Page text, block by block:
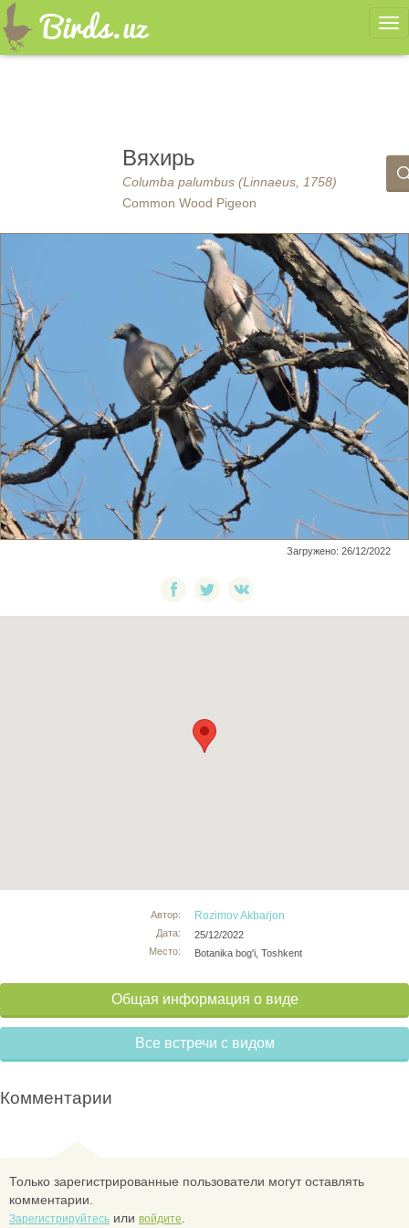
Вяхирь
Columba palumbus (Linnaeus, 1758)
Common Wood Pigeon
Загружено: 26/12/2022
Автор:
Дата:
Место:
Rozimov Akbarjon
25/12/2022
Botanika bog'i, Toshkent
Общая информация о виде
Все встречи с видом
Комментарии
Только зарегистрированные пользователи могут оставлять
комментарии.
Зарегистрируйтесь или войдите